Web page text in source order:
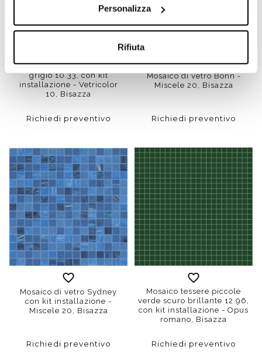
Personalizza
Rifiuta
Micromosaico vetroso
grigio 10.33, con kit
installazione - Vetricolor
10, Bisazza
Richiedi preventivo
Mosaico di vetro Bonn -
Miscele 20, Bisazza
Richiedi preventivo
Mosaico di vetro Sydney
con kit installazione -
Miscele 20, Bisazza
Richiedi preventivo
Mosaico tessere piccole
verde scuro brillante 12.96,
con kit installazione - Opus
romano, Bisazza
Richiedi preventivo